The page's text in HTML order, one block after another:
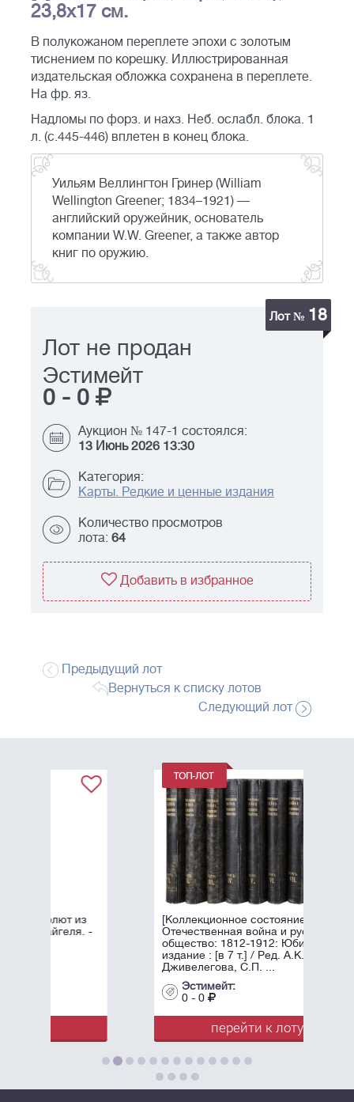
23,8х17 см.
В полукожаном переплете эпохи с золотым
тиснением по корешку. Иллюстрированная
издательская обложка сохранена в переплете.
На фр. яз.
Надломы по форз. и нахз. Неб. ослабл. блока. 1
л. (с.445-446) вплетен в конец блока.
Уильям Веллингтон Гринер (William
Wellington Greener; 1834–1921) —
английский оружейник, основатель
компании W.W. Greener, а также автор
книг по оружию.
Лот № 18
Лот не продан
Эстимейт
0 - 0
Аукцион № 147-1 состоялся:
13 Июнь 2026 13:30
Категория:
Карты. Редкие и ценные издания
Количество просмотров
лота: 64
Добавить в избранное
Предыдущий лот
Вернуться к списку лотов
Следующий лот
[Коллекционное состояние].
Отечественная война и русское
общество: 1812-1912: Юбилейное
издание : [в 7 т.] / Ред. А.К.
Дживелегова, С.П. ...
перейти к лоту